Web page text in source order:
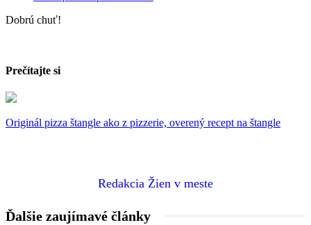
Dobrú chuť!
Prečítajte si
Originál pizza štangle ako z pizzerie, overený recept na štangle
Redakcia Žien v meste
Ďalšie zaujímavé články